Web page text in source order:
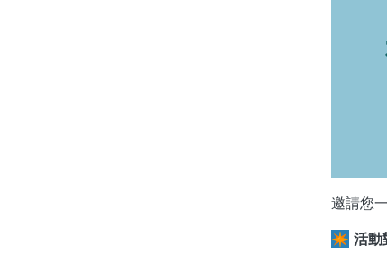
邀請您
✴️ 活動